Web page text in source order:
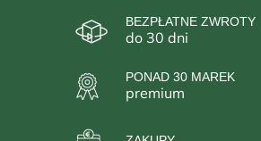
BEZPŁATNE ZWROTY
do 30 dni
PONAD 30 MAREK
premium